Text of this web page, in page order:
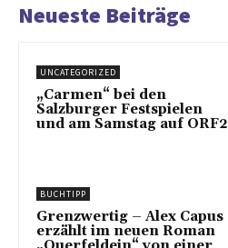
Neueste Beiträge
UNCATEGORIZED
„Carmen“ bei den
Salzburger Festspielen
und am Samstag auf ORF2
BUCHTIPP
Grenzwertig – Alex Capus
erzählt im neuen Roman